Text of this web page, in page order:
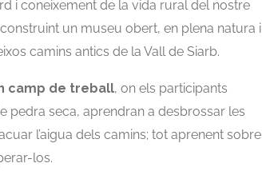
i coneixement de la vida rural del nostre
un museu obert, en plena natura i
camins antics de la Vall de Siarb.
camp de treball, on els participants
pedra seca, aprendran a desbrossar les
l’aigua dels camins; tot aprenent sobre
los.